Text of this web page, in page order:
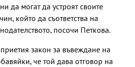
да могат да устроят своите
който да съответства на
посочи Петкова.
закон за въвеждане на
че той дава отговор на